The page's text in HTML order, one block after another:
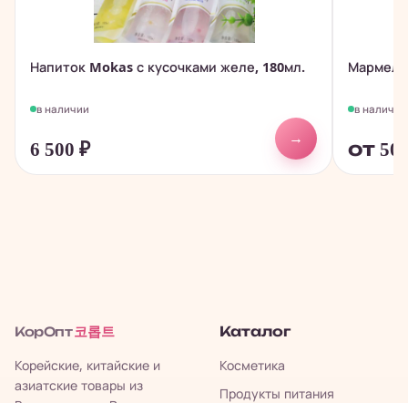
Напиток Mokas с кусочками желе, 180мл.
в наличии
6 500 ₽
→
в наличии
от
КорОпт 코롭트
Корейские, китайские и
азиатские товары из
Каталог
Косметика
Продукты питания